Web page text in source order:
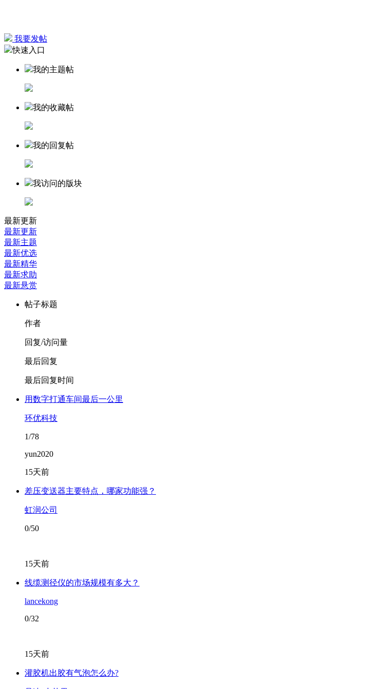
我要发帖
快速入口
我的主题帖
我的收藏帖
我的回复帖
我访问的版块
最新更新
最新更新
最新主题
最新优选
最新精华
最新求助
最新悬赏
帖子标题
作者
回复/访问量
最后回复
最后回复时间
用数字打通车间最后一公里
环优科技
1/78
yun2020
15天前
差压变送器主要特点，哪家功能强？
虹润公司
0/50
15天前
线缆测径仪的市场规模有多大？
lancekong
0/32
15天前
灌胶机出胶有气泡怎么办?